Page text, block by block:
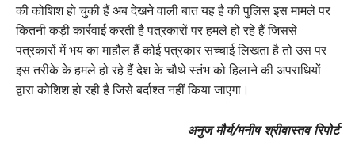
की कोशिश हो चुकी हैं अब देखने वाली बात यह है की पुलिस इस मामले पर
कितनी कड़ी कार्रवाई करती है पत्रकारों पर हमले हो रहे हैं जिससे
पत्रकारों में भय का माहौल हैं कोई पत्रकार सच्चाई लिखता है तो उस पर
इस तरीके के हमले हो रहे हैं देश के चौथे स्तंभ को हिलाने की अपराधियों
द्वारा कोशिश हो रही है जिसे बर्दाश्त नहीं किया जाएगा।
अनुज मौर्य/मनीष श्रीवास्तव रिपोर्ट